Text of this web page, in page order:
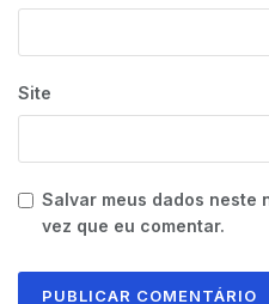
Site
Salvar meus dados neste
vez que eu comentar.